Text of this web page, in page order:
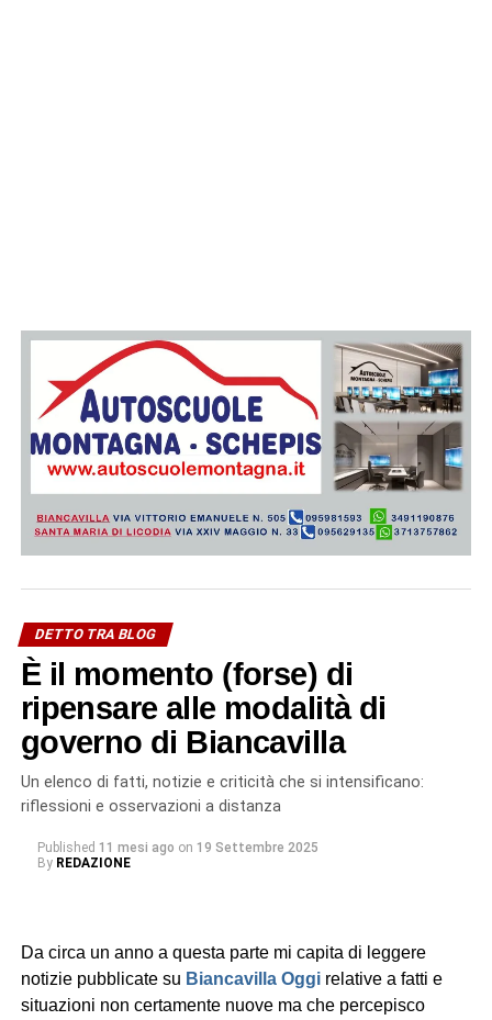
DETTO TRA BLOG
È il momento (forse) di
ripensare alle modalità di
governo di Biancavilla
Un elenco di fatti, notizie e criticità che si intensificano:
riflessioni e osservazioni a distanza
Published 11 mesi ago on 19 Settembre 2025
By REDAZIONE
Da circa un anno a questa parte mi capita di leggere
notizie pubblicate su Biancavilla Oggirelative a fatti e
situazioni non certamente nuove ma che percepisco